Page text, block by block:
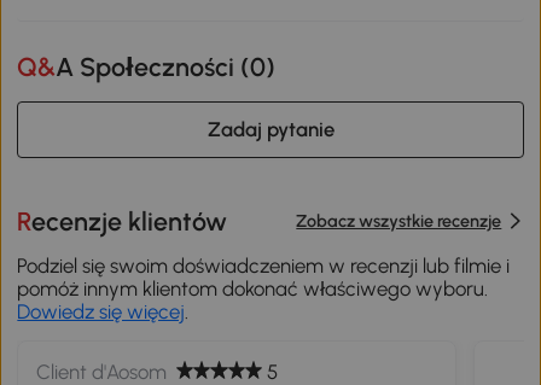
Q&A Społeczności (0)
Zadaj pytanie
Recenzje klientów Zobacz wszystkie recenzje
Podziel się swoim doświadczeniem w recenzji lub filmie i
pomóż innym klientom dokonać właściwego wyboru.
Dowiedz się więcej
Client d'Aosom 5